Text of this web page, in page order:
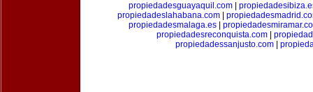
propiedadesguayaquil.com
propiedadeslahabana.com|
propiedadesmalaga.es|
propiedadesreconquista.com
propiedadessanjusto.com